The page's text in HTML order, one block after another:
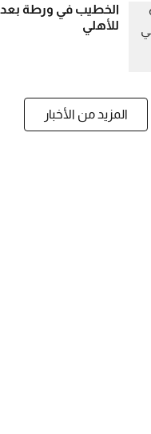
الخطيب في ورطة بعد
للأهلي
المزيد من الأخبار